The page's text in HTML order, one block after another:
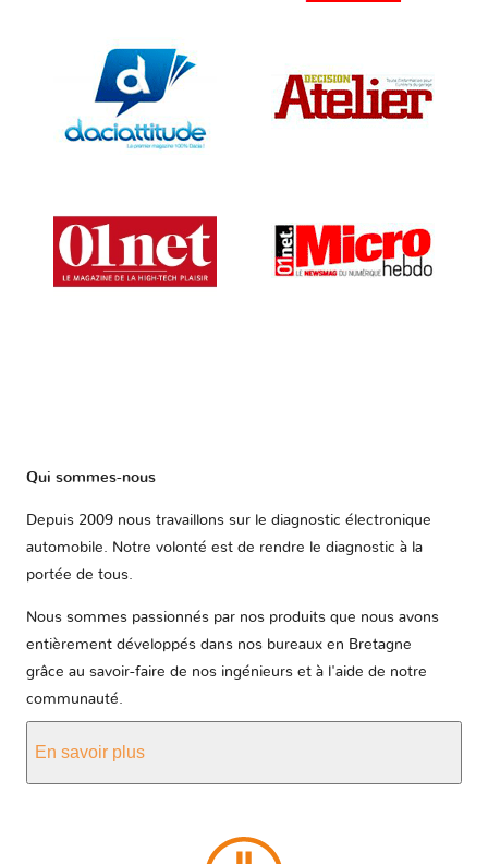
Qui sommes-nous
Depuis 2009 nous travaillons sur le diagnostic électronique
automobile. Notre volonté est de rendre le diagnostic à la
portée de tous.
Nous sommes passionnés par nos produits que nous avons
entièrement développés dans nos bureaux en Bretagne
grâce au savoir-faire de nos ingénieurs et à l'aide de notre
communauté.
En savoir plus